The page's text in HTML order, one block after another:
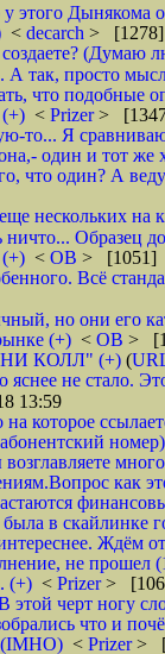
этого Дынякома
< decarch > [1278]
(Думаю
А так, просто
что подобные
< Prizer>
то... Я
один и тот же
что один? А
нескольких на
ничто... Образец
< ОВ > [1051]
Всё
но они его
(+) < ОВ >
КОЛЛ" (+) (
яснее не стало.
13:59
на которое
как
была в
Ждём
не прошел
(+) < Prizer>
этой черт ногу
что и
(IMHO) < Prizer>